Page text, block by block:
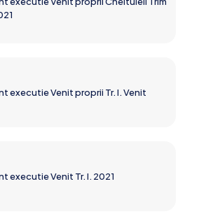
executie Venit proprii Tr. I. Venit
executie Venit Tr. I. 2021